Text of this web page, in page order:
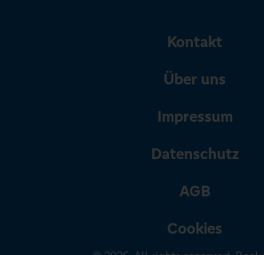
Kontakt
Über uns
Impressum
Datenschutz
AGB
Cookies